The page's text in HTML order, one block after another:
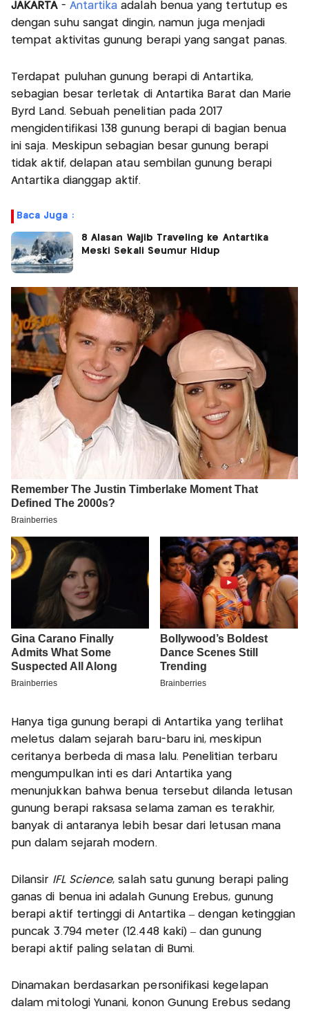
JAKARTA - Antartika adalah benua yang tertutup es
dengan suhu sangat dingin, namun juga menjadi
tempat aktivitas gunung berapi yang sangat panas.
Terdapat puluhan gunung berapi di Antartika,
sebagian besar terletak di Antartika Barat dan Marie
Byrd Land. Sebuah penelitian pada 2017
mengidentifikasi 138 gunung berapi di bagian benua
ini saja. Meskipun sebagian besar gunung berapi
tidak aktif, delapan atau sembilan gunung berapi
Antartika dianggap aktif.
Baca Juga :
8 Alasan Wajib Traveling ke Antartika
Meski Sekali Seumur Hidup
Hanya tiga gunung berapi di Antartika yang terlihat
meletus dalam sejarah baru-baru ini, meskipun
ceritanya berbeda di masa lalu. Penelitian terbaru
mengumpulkan inti es dari Antartika yang
menunjukkan bahwa benua tersebut dilanda letusan
gunung berapi raksasa selama zaman es terakhir,
banyak di antaranya lebih besar dari letusan mana
pun dalam sejarah modern.
Dilansir IFL Science, salah satu gunung berapi paling
ganas di benua ini adalah Gunung Erebus, gunung
berapi aktif tertinggi di Antartika – dengan ketinggian
puncak 3.794 meter (12.448 kaki) – dan gunung
berapi aktif paling selatan di Bumi.
Dinamakan berdasarkan personifikasi kegelapan
dalam mitologi Yunani, konon Gunung Erebus sedang